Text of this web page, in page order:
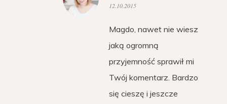
12.10.2015
Magdo, nawet nie wiesz
jaką ogromną
przyjemność sprawił mi
Twój komentarz. Bardzo
się cieszę i jeszcze